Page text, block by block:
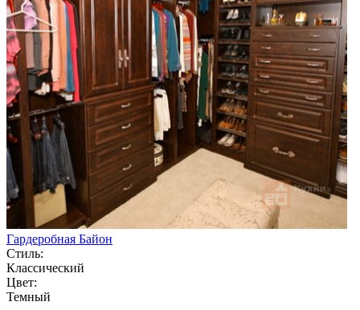
Гардеробная Байон
Стиль:
Классический
Цвет:
Темный